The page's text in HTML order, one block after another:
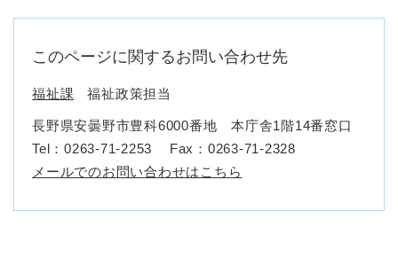
このページに関するお問い合わせ先
福祉課 福祉政策担当
長野県安曇野市豊科6000番地 本庁舎1階14番窓口
Tel：0263-71-2253
Fax：0263-71-2328
メールでのお問い合わせはこちら